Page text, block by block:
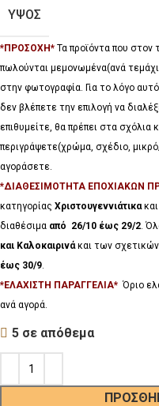
ΥΨΟΣ
*ΠΡΟΣΟΧΗ* Τα προϊόντα που στον
πωλούνται μεμονωμένα(ανά
στην φωτογραφία. Για το λόγο
δεν βλέπετε την επιλογή να
επιθυμείτε, θα πρέπει στα
περιγράψετε(χρώμα, σχέδιο,
αγοράσετε.
*ΔΙΑΘΕΣΙΜΟΤΗΤΑ ΕΠΟΧΙΑΚΩΝ
κατηγορίας Χριστουγεννιάτικα
διαθέσιμα από 26/10 έως 29/2.
και Καλοκαιρινάκαι των σχετικών
έως 30/9.
*ΕΛΑΧΙΣΤΗ ΠΑΡΑΓΓΕΛΙΑ* Όριο
ανά αγορά.
5 σε απόθεμα